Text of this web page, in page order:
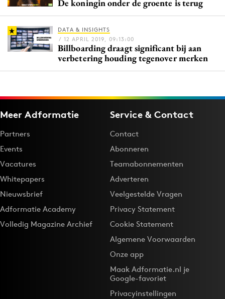
Academy
Partners
Topics
Artificial Intelligence
Campagnes
Carriere
Contentmarketing
Craft
Customer Experience
Data & Insights
Design
Digital transformation
Diversiteit
De koningin onder de groente is terug
DATA & INSIGHTS
/ 12 APRIL 2019, 09:13:00
Billboarding draagt significant bij aan
verbetering houding tegenover merken
Meer Adformatie
Partners
Events
Vacatures
Whitepapers
Nieuwsbrief
Adformatie Academy
Volledig Magazine Archief
Service & Contact
Contact
Abonneren
Teamabonnementen
Adverteren
Veelgestelde Vragen
Privacy Statement
Cookie Statement
Algemene Voorwaarden
Onze app
Maak Adformatie.nl je
Google-favoriet
Privacyinstellingen